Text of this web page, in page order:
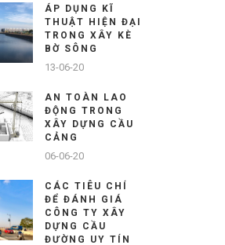
ÁP DỤNG KĨ
THUẬT HIỆN ĐẠI
TRONG XÂY KÈ
BỜ SÔNG
13-06-20
AN TOÀN LAO
ĐỘNG TRONG
XÂY DỰNG CẦU
CẢNG
06-06-20
CÁC TIÊU CHÍ
ĐỂ ĐÁNH GIÁ
CÔNG TY XÂY
DỰNG CẦU
ĐƯỜNG UY TÍN